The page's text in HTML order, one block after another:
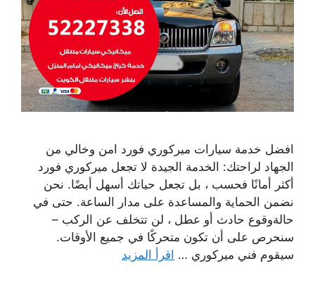
افضل خدمة سيارات ميركوري فورد امن وخالي من
الجهاد لراحتك: الخدمة الجيدة لا تجعل ميركوري فورد
أكثر أمانًا فحسب ، بل تجعل حياتك أسهل أيضًا. نحن
نضمن الحماية والمساعدة على مدار الساعة. حتى في
حالةوقوع حادث أو عطل ، لن تتخلف عن الركب –
سنحرص على أن تكون متحركًا في جميع الأوقات.
سيقوم فني ميركوري … اقرأ المزيد